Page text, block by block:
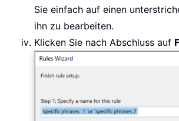
Sie einfach auf einen
ihn zu bearbeiten.
Klicken Sie nach Abschluss auf